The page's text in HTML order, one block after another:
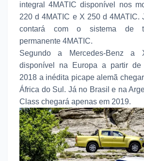
integral 4MATIC disponível nos
220 d 4MATIC e X 250 d 4MATIC.
contará com o sistema de
permanente 4MATIC.
Segundo a Mercedes-Benz a
disponível na Europa a partir de
2018 a inédita picape alemã
África do Sul. Já no Brasil e na
Class chegará apenas em 2019.